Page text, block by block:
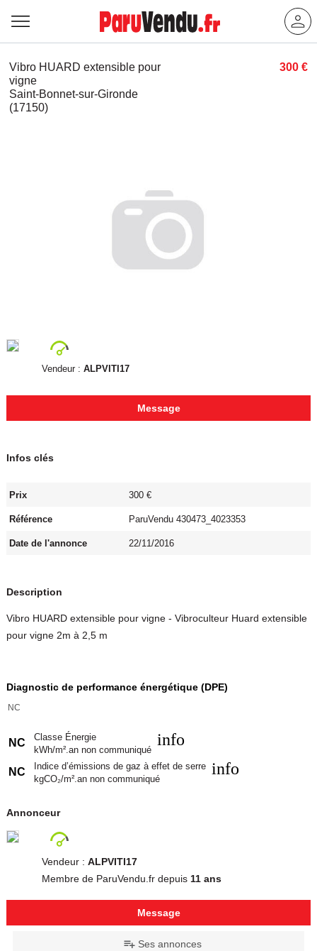
Vibro HUARD extensible pour
vigne
Saint-Bonnet-sur-Gironde
(17150)
300 €
Vendeur : ALPVITI17
Message
Infos clés
Prix 300 €
Référence ParuVendu 430473_4023353
Date de l'annonce 22/11/2016
Description
Vibro HUARD extensible pour vigne - Vibroculteur Huard extensible
pour vigne 2m à 2,5 m
Diagnostic de performance énergétique (DPE)
NC
NC
Classe Énergie
kWh/m².an non communiqué
info
NC
Indice d’émissions de gaz à effet de serre
kgCO₂/m².an non communiqué
info
Annonceur
Vendeur : ALPVITI17
Membre de ParuVendu.fr depuis 11 ans
Message
Ses annonces